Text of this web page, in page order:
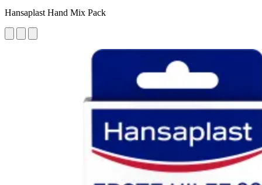
Hansaplast Hand Mix Pack